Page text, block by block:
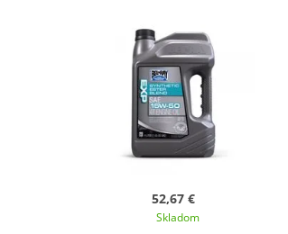
52,67 €
Skladom